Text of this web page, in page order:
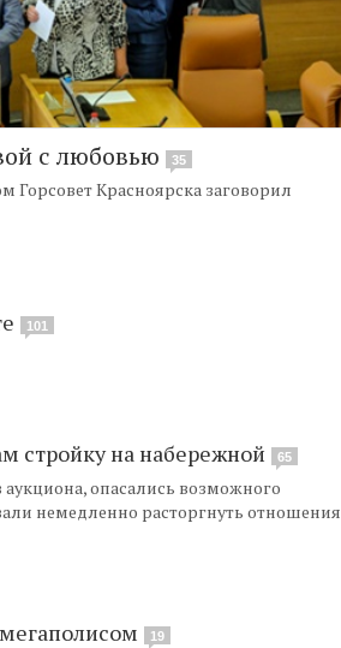
с любовью 35
Горсовет Красноярска заговорил
101
стройку на набережной 65
аукциона, опасались возможного
немедленно расторгнуть отношения
19